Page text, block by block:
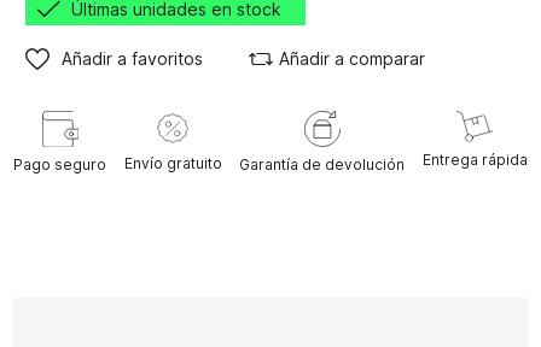
Últimas unidades en stock
Añadir a favoritos Añadir a comparar
Pago seguro Envío gratuito Garantía de devolución Entrega rápida